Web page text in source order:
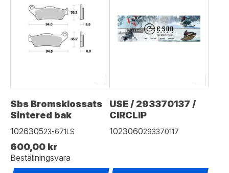
Sbs Bromsklossats
Sintered bak
102630523-671LS
600,00 kr
Beställningsvara
USE / 293370137 /
CIRCLIP
1023060293370117